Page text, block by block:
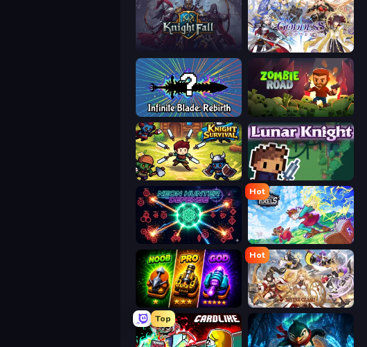
KnightFall Goddess Connect
Infinite Blade: Rebirth Zombie Road
Knight Survival Lunar Knight
Neon Hunter Defense
Hot
Kingdom of Pixels
Merge Survival
Hot
Divine Clash
Top